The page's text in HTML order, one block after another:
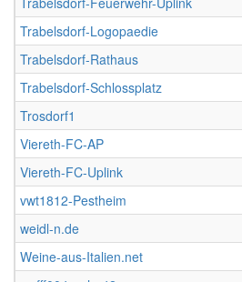
Trabelsdorf-Logopaedie
Trabelsdorf-Rathaus
Trabelsdorf-Schlossplatz
Trosdorf1
Viereth-FC-AP
Viereth-FC-Uplink
vwt1812-Pestheim
weidl-n.de
Weine-aus-Italien.net